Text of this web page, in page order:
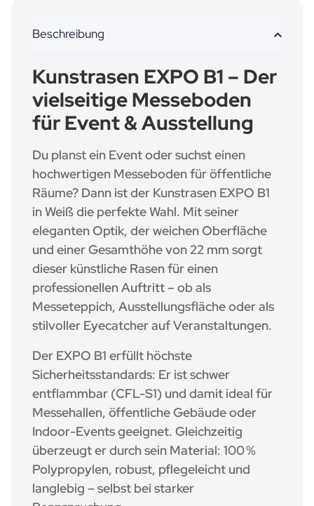
Beschreibung
Kunstrasen EXPO B1 – Der
vielseitige Messeboden
für Event & Ausstellung
Du planst ein Event oder suchst einen
hochwertigen Messeboden für öffentliche
Räume? Dann ist der Kunstrasen EXPO B1
in Weiß die perfekte Wahl. Mit seiner
eleganten Optik, der weichen Oberfläche
und einer Gesamthöhe von 22 mm sorgt
dieser künstliche Rasen für einen
professionellen Auftritt – ob als
Messeteppich, Ausstellungsfläche oder als
stilvoller Eyecatcher auf Veranstaltungen.
Der EXPO B1 erfüllt höchste
Sicherheitsstandards: Er ist schwer
entflammbar (CFL-S1) und damit ideal für
Messehallen, öffentliche Gebäude oder
Indoor-Events geeignet. Gleichzeitig
überzeugt er durch sein Material: 100 %
Polypropylen, robust, pflegeleicht und
langlebig – selbst bei starker